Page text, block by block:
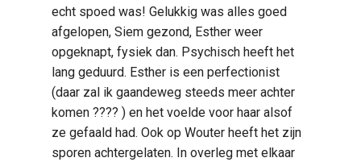
echt spoed was! Gelukkig was alles goed
afgelopen, Siem gezond, Esther weer
opgeknapt, fysiek dan. Psychisch heeft het
lang geduurd. Esther is een perfectionist
(daar zal ik gaandeweg steeds meer achter
komen ???? ) en het voelde voor haar alsof
ze gefaald had. Ook op Wouter heeft het zijn
sporen achtergelaten. In overleg met elkaar